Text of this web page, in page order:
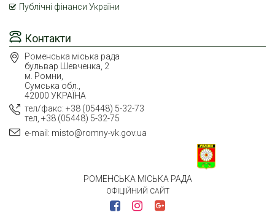
РОМЕНСЬКА МІСЬКА РАДА
ОФІЦІЙНИЙ САЙТ
Контакти
Роменська міська рада
бульвар Шевченка, 2
м. Ромни,
Сумська обл.,
42000 УКРАЇНА
тел/факс: +38 (05448) 5-32-73
тел, +38 (05448) 5-32-75
e-mail: misto@romny-vk.gov.ua
Публічні фінанси України